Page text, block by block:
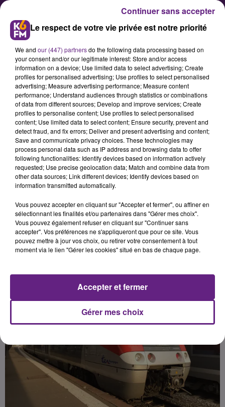
Vos prévisions de trafic pour ce
jeudi
Le trafic restera encore perturbé ce
jeudi sur les rails en Bourgogne-
Franche-Comté pour le 15eme jour
de grève consécutif. Voici les
direction régionale de la SNCF.
Publié : 18 décembre 2019 à 17h24 par la rédaction
Le respect de votre vie privée est notre priorité
We and our (447) partnersdo the following data processing based on
your consent and/or our legitimate interest: Store and/or access
information on a device; Use limited data to select advertising; Create
profiles for personalised advertising; Use profiles to select personalised
advertising; Measure advertising performance; Measure content
performance; Understand audiences through statistics or combinations
of data from different sources; Develop and improve services; Create
profiles to personalise content; Use profiles to select personalised
content; Use limited data to select content; Ensure security, prevent and
detect fraud, and fix errors; Deliver and present advertising and content;
Save and communicate privacy choices. These technologies may
process personal data such as IP address and browsing data to offer
following functionalities: Identify devices based on information actively
requested; Use precise geolocation data; Match and combine data from
other data sources; Link different devices; Identify devices based on
information transmitted automatically.
Vous pouvez accepter en cliquant sur "Accepter et fermer", ou affiner en
sélectionnant les finalités et/ou partenaires dans "Gérer mes choix".
Vous pouvez également refuser en cliquant sur "Continuer sans
accepter". Vos préférences ne s'appliqueront que pour ce site. Vous
pouvez mettre à jour vos choix, ou retirer votre consentement à tout
moment via le lien "Gérer les cookies" situé en bas de chaque page.
Gérer mes choix
Accepter et fermer
Continuer sans accepter